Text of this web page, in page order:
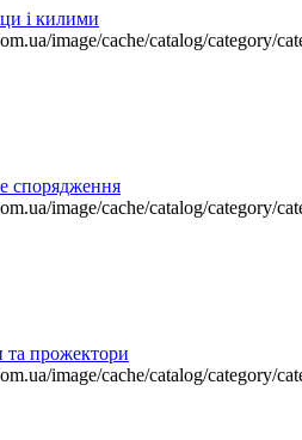
і килими
image/cache/catalog/category/
спорядження
image/cache/catalog/category/
прожектори
image/cache/catalog/category/